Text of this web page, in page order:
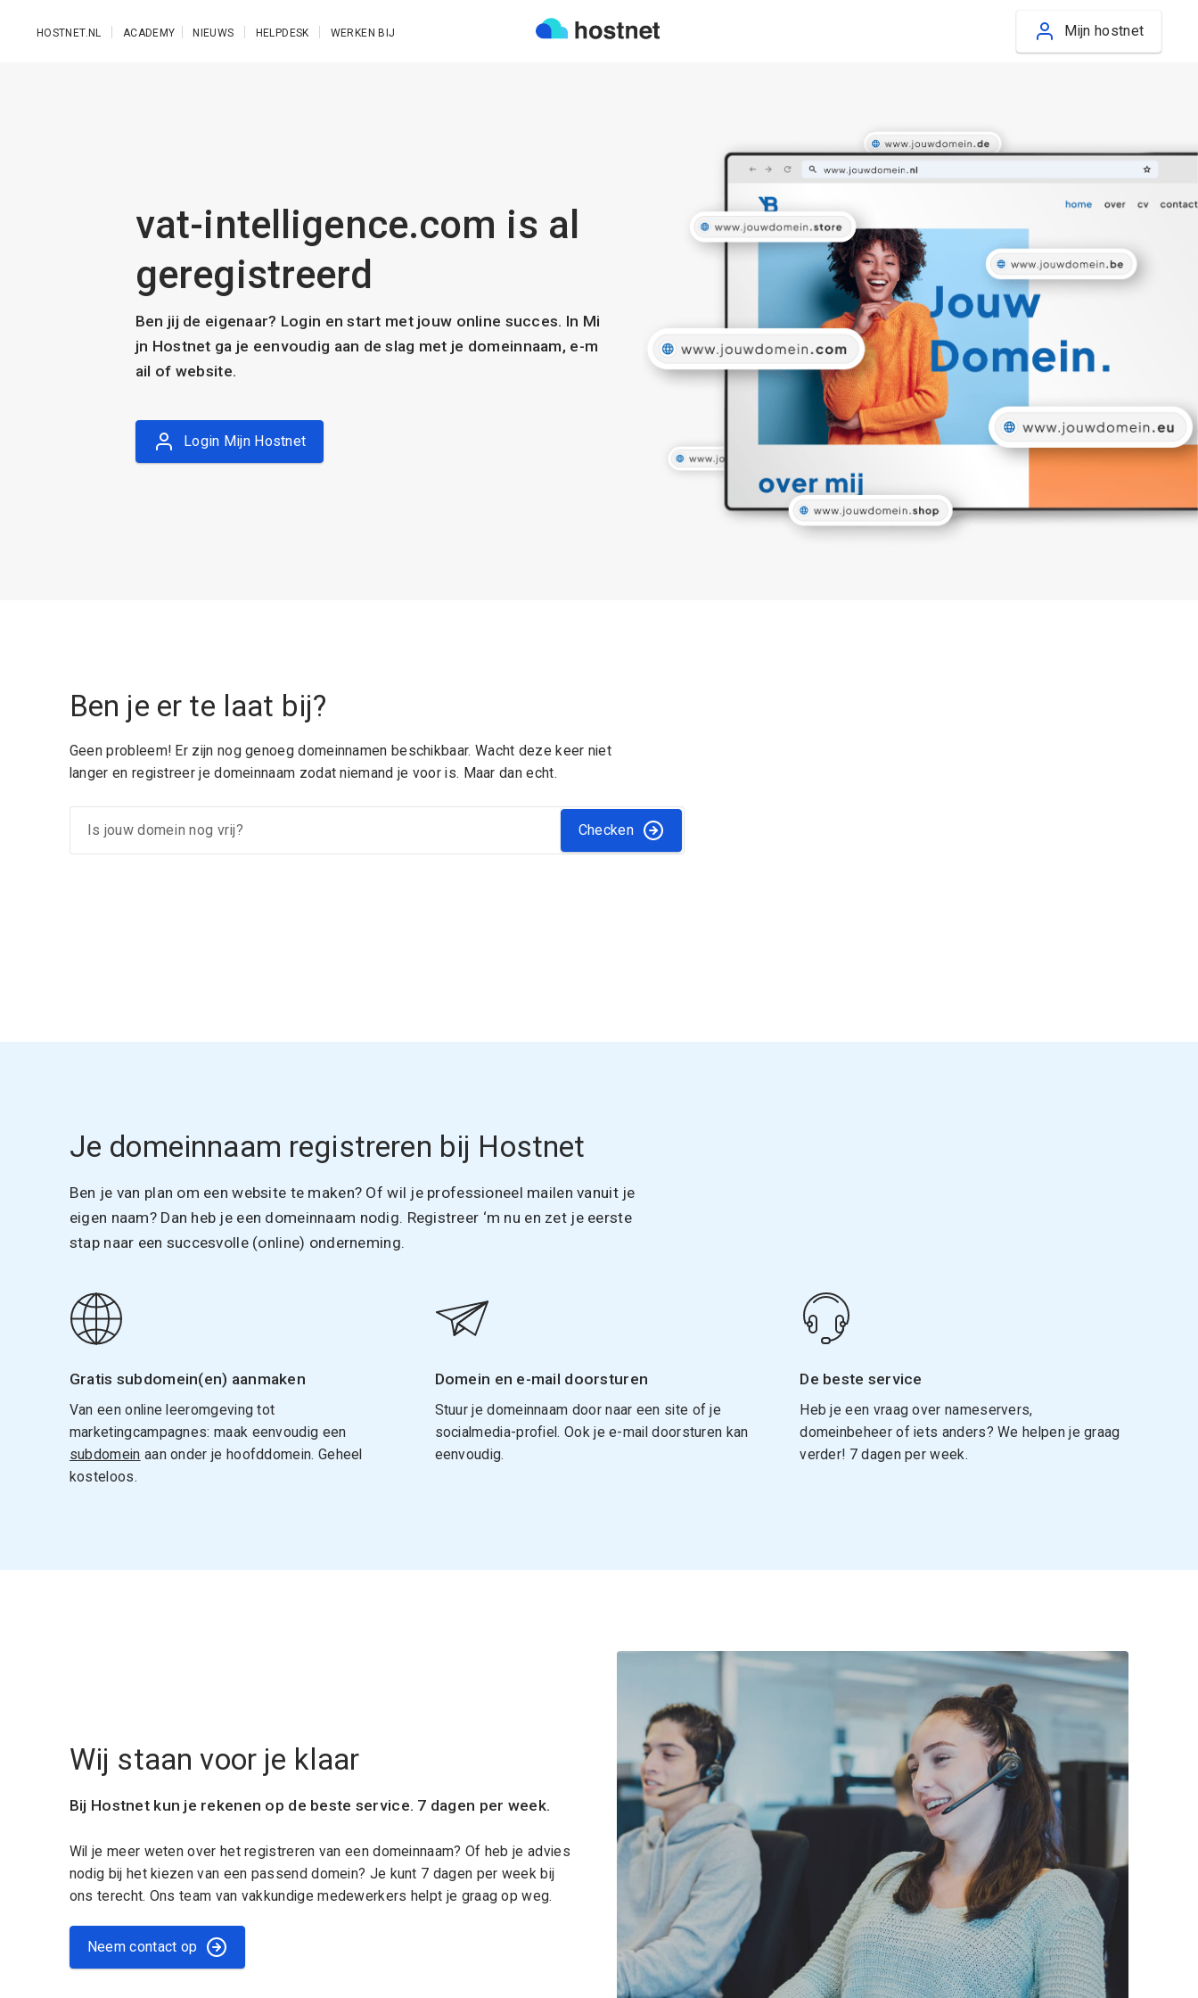
HOSTNET.NL ACADEMY NIEUWS HELPDESK WERKEN BIJ Mijn hostnet
vat-intelligence.com is al
geregistreerd
Ben jij de eigenaar? Login en start met jouw online succes. In Mi
jn Hostnet ga je eenvoudig aan de slag met je domeinnaam, e-m
ail of website.
Login Mijn Hostnet
Ben je er te laat bij?
Geen probleem! Er zijn nog genoeg domeinnamen beschikbaar. Wacht deze keer niet
langer en registreer je domeinnaam zodat niemand je voor is. Maar dan echt.
Checken
Je domeinnaam registreren bij Hostnet
Ben je van plan om een website te maken? Of wil je professioneel mailen vanuit je
eigen naam? Dan heb je een domeinnaam nodig. Registreer ‘m nu en zet je eerste
stap naar een succesvolle (online) onderneming.
Gratis subdomein(en) aanmaken
Van een online leeromgeving tot
marketingcampagnes: maak eenvoudig een
subdomein aan onder je hoofddomein. Geheel
kosteloos.
Domein en e-mail doorsturen
Stuur je domeinnaam door naar een site of je
socialmedia-profiel. Ook je e-mail doorsturen kan
eenvoudig.
De beste service
Heb je een vraag over nameservers,
domeinbeheer of iets anders? We helpen je graag
verder! 7 dagen per week.
Wij staan voor je klaar
Bij Hostnet kun je rekenen op de beste service. 7 dagen per week.
Wil je meer weten over het registreren van een domeinnaam? Of heb je advies
nodig bij het kiezen van een passend domein? Je kunt 7 dagen per week bij
ons terecht. Ons team van vakkundige medewerkers helpt je graag op weg.
Neem contact op